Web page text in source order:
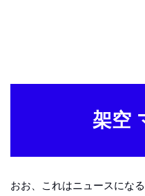
架空
おお、これはニュースになる